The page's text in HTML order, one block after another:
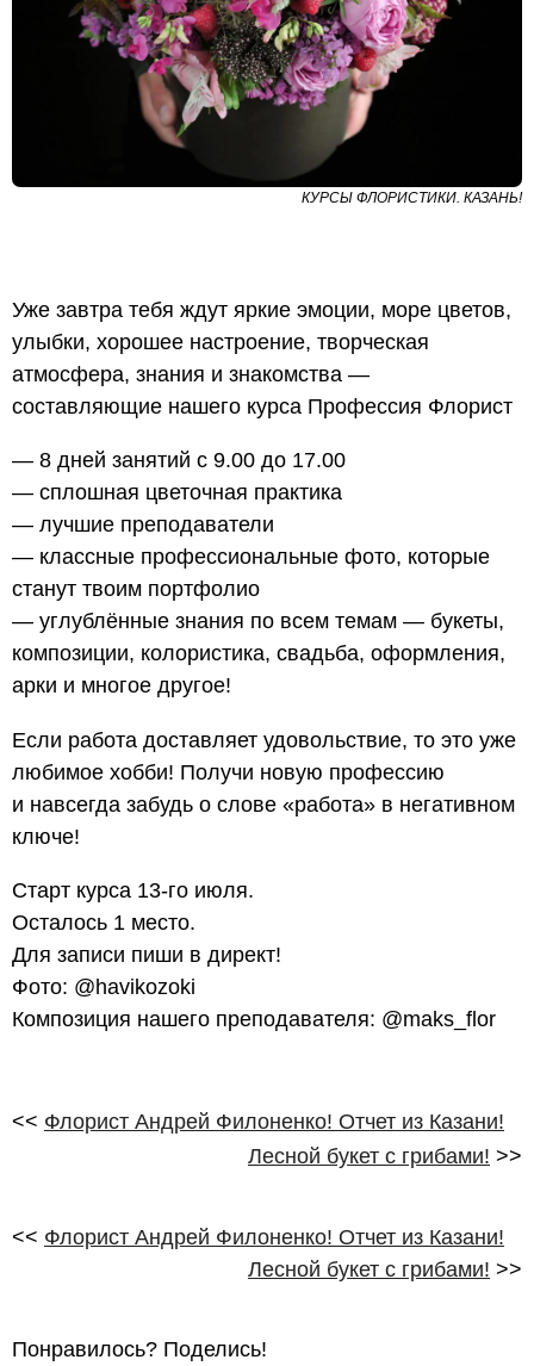
КУРСЫ ФЛОРИСТИКИ. КАЗАНЬ!
Уже завтра тебя ждут яркие эмоции, море цветов,
улыбки, хорошее настроение, творческая
атмосфера, знания и знакомства —
составляющие нашего курса Профессия Флорист
— 8 дней занятий с 9.00 до 17.00
— сплошная цветочная практика
— лучшие преподаватели
— классные профессиональные фото, которые
станут твоим портфолио
— углублённые знания по всем темам — букеты,
композиции, колористика, свадьба, оформления,
арки и многое другое!
Если работа доставляет удовольствие, то это уже
любимое хобби! Получи новую профессию
и навсегда забудь о слове «работа» в негативном
ключе!
Старт курса 13-го июля.
Осталось 1 место.
Для записи пиши в директ!
Фото: @havikozoki
Композиция нашего преподавателя: @maks_flor
<< Флорист Андрей Филоненко! Отчет из Казани!
Лесной букет с грибами! >>
<< Флорист Андрей Филоненко! Отчет из Казани!
Лесной букет с грибами! >>
Понравилось? Поделись!